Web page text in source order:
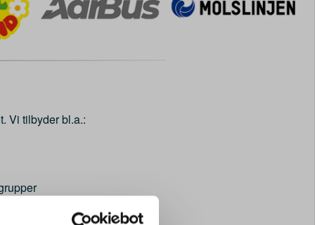
Vi tilbyder bl.a.: